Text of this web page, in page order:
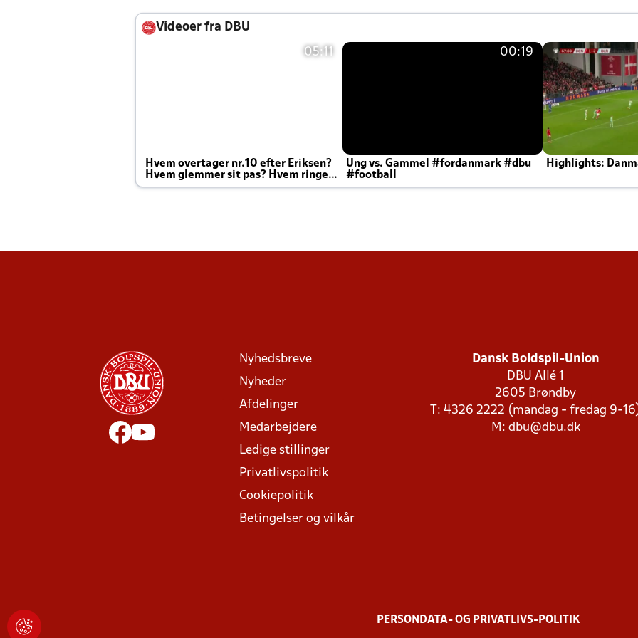
Videoer fra DBU
05:11
Hvem overtager nr.10 efter Eriksen?
Hvem glemmer sit pas? Hvem ringer
Joachim altid til efter kampe?
00:19
Ung vs. Gammel #fordanmark #dbu
#football
Highlights:
Nyhedsbreve
Nyheder
Afdelinger
Medarbejdere
Ledige stillinger
Privatlivspolitik
Cookiepolitik
Betingelser og vilkår
Dansk Boldspil-Union
DBU Allé 1
2605 Brøndby
T: 4326 2222 (mandag - fredag 9-
M: dbu@dbu.dk
PERSONDATA- OG PRIVATLIVS-POLITIK